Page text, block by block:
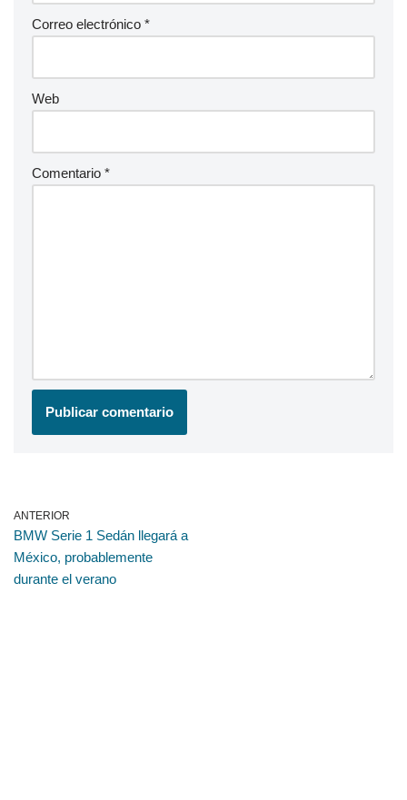
Correo electrónico *
Web
Comentario *
ANTERIOR
BMW Serie 1 Sedán llegará a
México, probablemente
durante el verano